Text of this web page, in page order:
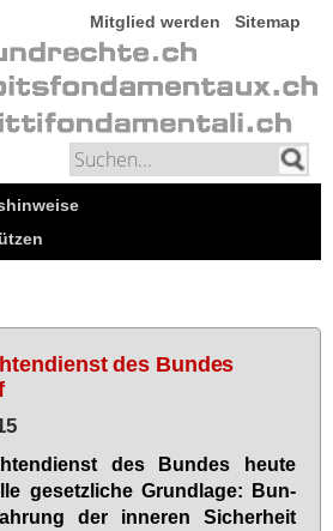
Mitglied werden Sitemap
des Bundes
des Bun­des heu­te
ge­setz­li­che Grund­la­ge: Bun­
der in­ne­ren Si­cher­heit